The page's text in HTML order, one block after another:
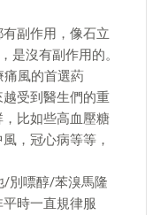
副作用，像石立
是沒有副作用的。
風的首選葯
受到醫生們的重
比如些高血壓糖
，冠心病等等，
嘌醇/苯溴馬隆
時一直規律服